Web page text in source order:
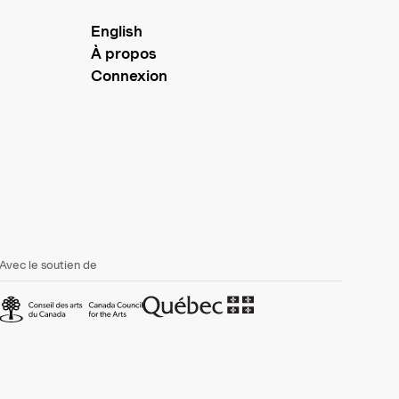
English
À propos
Connexion
le soutien de